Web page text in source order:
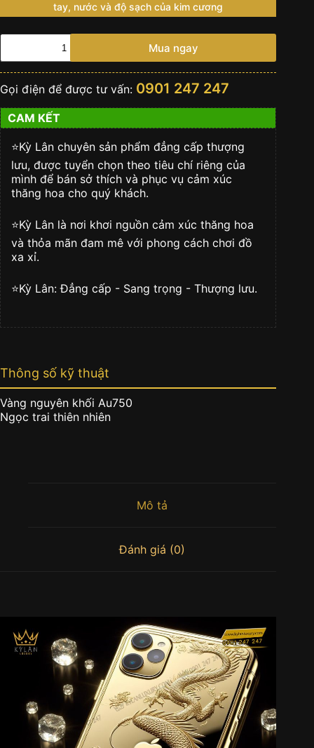
tay, nước và độ sạch của kim cương
Điện
Pro
Max
vàng
nguyên
khối
Au750
khắc
hình
rồng
ngậm
ngọc
số
lượng
Mua ngay
Gọi điện để được tư vấn: 0901 247 247
CAM KẾT
⭐️Kỳ Lân chuyên sản phẩm đẳng cấp thượng
lưu, được tuyển chọn theo tiêu chí riêng của
mình để bán sở thích và phục vụ cảm xúc
thăng hoa cho quý khách.
⭐️Kỳ Lân là nơi khơi nguồn cảm xúc thăng hoa
và thỏa mãn đam mê với phong cách chơi đồ
xa xỉ.
⭐️Kỳ Lân: Đẳng cấp - Sang trọng - Thượng lưu.
Thông số kỹ thuật
Vàng nguyên khối Au750
Ngọc trai thiên nhiên
Mô tả
Đánh giá (0)